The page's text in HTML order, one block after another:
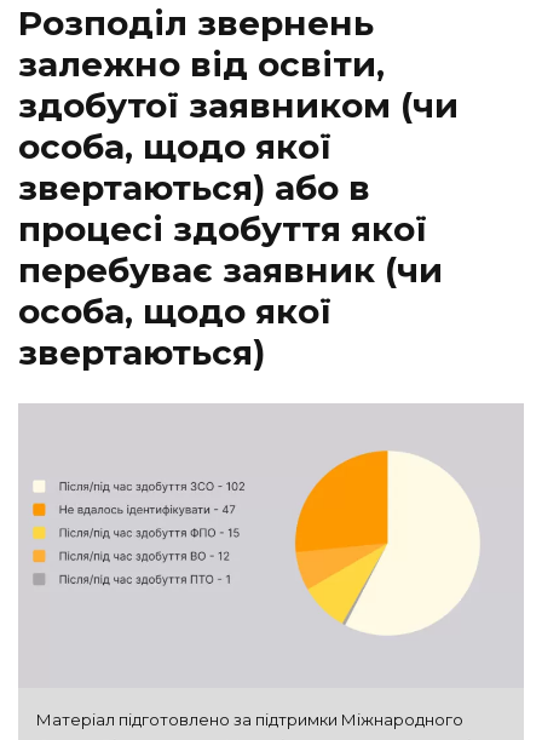
Розподіл звернень
залежно від освіти,
здобутої заявником (чи
особа, щодо якої
звертаються) або в
процесі здобуття якої
перебуває заявник (чи
особа, щодо якої
звертаються)
Матеріал підготовлено за підтримки Міжнародного